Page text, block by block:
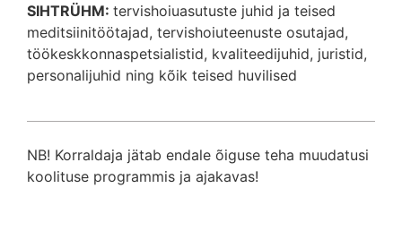
SIHTRÜHM: tervishoiuasutuste juhid ja teised
meditsiinitöötajad, tervishoiuteenuste osutajad,
töökeskkonnaspetsialistid, kvaliteedijuhid, juristid,
personalijuhid ning kõik teised huvilised
NB! Korraldaja jätab endale õiguse teha muudatusi
koolituse programmis ja ajakavas!